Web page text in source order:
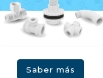
Saber más